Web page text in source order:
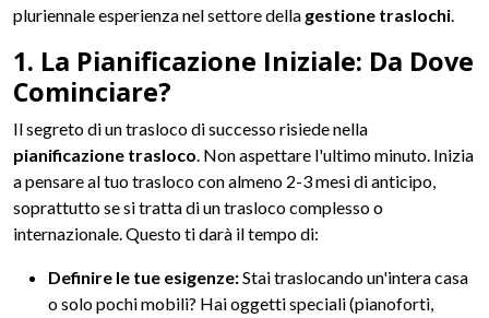
pluriennale esperienza nel settore della gestione traslochi.
1. La Pianificazione Iniziale: Da Dove
Cominciare?
Il segreto di un trasloco di successo risiede nella
pianificazione trasloco. Non aspettare l'ultimo minuto. Inizia
a pensare al tuo trasloco con almeno 2-3 mesi di anticipo,
soprattutto se si tratta di un trasloco complesso o
internazionale. Questo ti darà il tempo di:
Definire le tue esigenze:Stai traslocando un'intera casa
o solo pochi mobili? Hai oggetti speciali (pianoforti,